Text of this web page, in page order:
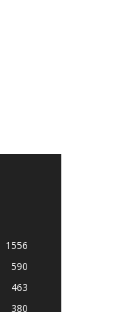
1556
590
463
380